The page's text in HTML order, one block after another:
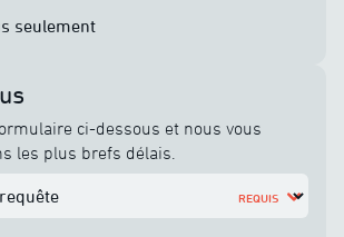
seulement
ci-dessous et nous vous
les plus brefs délais.
REQUIS